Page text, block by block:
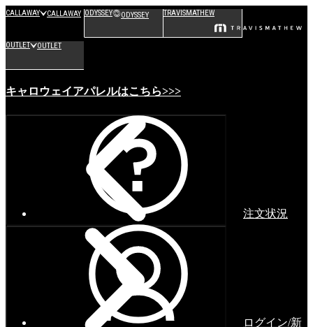
CALLAWAY CALLAWAY ODYSSEY ODYSSEY TRAVISMATHEW
OUTLET OUTLET
キャロウェイアパレルはこちら>>>
注文状況
ログイン/新